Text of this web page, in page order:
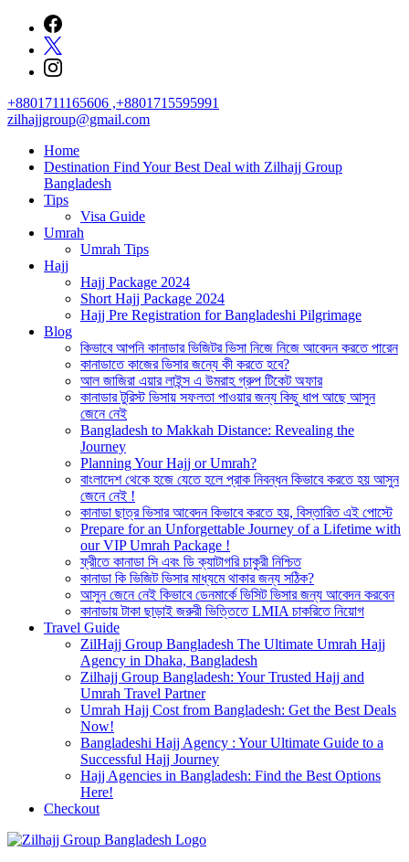
content
+8801711165606 ,+8801715595991
zilhajjgroup@gmail.com
Home
Destination Find Your Best Deal with Zilhajj Group
Bangladesh
Tips
Visa Guide
Umrah
Umrah Tips
Hajj
Hajj Package 2024
Short Hajj Package 2024
Hajj Pre Registration for Bangladeshi Pilgrimage
Blog
কিভাবে আপনি কানাডার ভিজিটর ভিসা নিজে নিজে আবেদন করতে পারেন
কানাডাতে কাজের ভিসার জন্যে কী করতে হবে?
আল জাজিরা এয়ার লাইন্স এ উমরাহ গ্রুপ টিকেট অফার
কানাডার টুরিস্ট ভিসায় সফলতা পাওয়ার জন্য কিছু ধাপ আছে আসুন
জেনে নেই
Bangladesh to Makkah Distance: Revealing the
Journey
Planning Your Hajj or Umrah?
বাংলাদেশ থেকে হজে যেতে হলে প্রাক নিবন্ধন কিভাবে করতে হয় আসুন
জেনে নেই !
কানাডা ছাত্র ভিসার আবেদন কিভাবে করতে হয়, বিস্তারিত এই পোস্টে
Prepare for an Unforgettable Journey of a Lifetime with
our VIP Umrah Package !
ফ্রীতে কানাডা সি এবং ডি ক্যাটাগরি চাকুরী নিশ্চিত
কানাডা কি ভিজিট ভিসার মাধ্যমে থাকার জন্য সঠিক?
আসুন জেনে নেই কিভাবে ডেনমার্কে ভিসিট ভিসার জন্য আবেদন করবেন
কানাডায় টাকা ছাড়াই জরুরী ভিত্তিতে LMIA চাকরিতে নিয়োগ
Travel Guide
ZilHajj Group Bangladesh The Ultimate Umrah Hajj
Agency in Dhaka, Bangladesh
Zilhajj Group Bangladesh: Your Trusted Hajj and
Umrah Travel Partner
Umrah Hajj Cost from Bangladesh: Get the Best Deals
Now!
Bangladeshi Hajj Agency : Your Ultimate Guide to a
Successful Hajj Journey
Hajj Agencies in Bangladesh: Find the Best Options
Here!
Checkout